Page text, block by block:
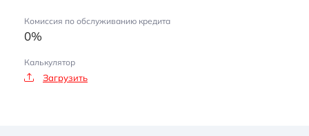
Комиссия по обслуживанию кредита
0%
Калькулятор
Загрузить